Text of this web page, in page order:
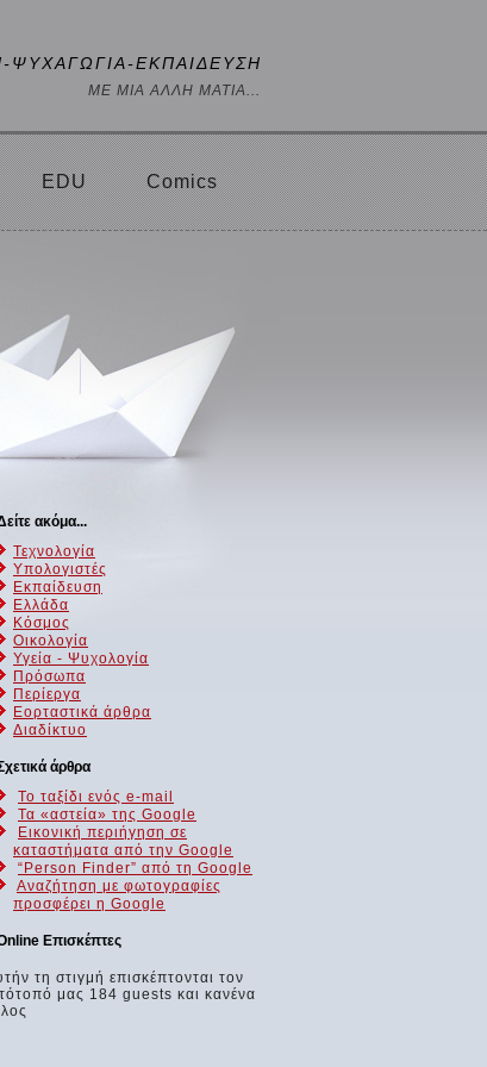
ΕΚΠΑΙΔΕΥΣΗ
ΜΕ ΜΙΑ ΑΛΛΗ ΜΑΤΙΑ...
EDU Comics
ακόμα...
Τεχνολογία
Υπολογιστές
Εκπαίδευση
Ελλάδα
Κόσμος
Οικολογία
Υγεία - Ψυχολογία
Πρόσωπα
Περίεργα
Εορταστικά άρθρα
Διαδίκτυο
άρθρα
Το ταξίδι ενός e-mail
Τα «αστεία» της Google
Εικονική περιήγηση σε
καταστήματα από την Google
“Person Finder” από τη Google
Αναζήτηση με φωτογραφίες
προσφέρει η Google
Επισκέπτες
τη στιγμή επισκέπτονται τον
μας 184 guests και κανένα